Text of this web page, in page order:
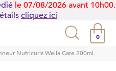
le 07/08/2026 avant 10h00.
cliquez ici
0
Nutricurls Wella Care 200ml